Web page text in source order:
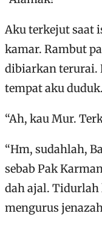
Aku terkejut saat
kamar. Rambut
dibiarkan terurai.
tempat aku duduk.
“Ah, kau Mur.
“Hm, sudahlah,
sebab Pak
dah ajal. Tidurlah
mengurus